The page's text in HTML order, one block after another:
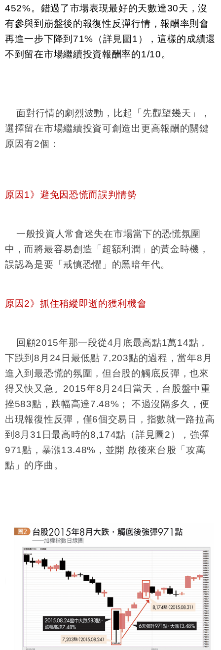
452%。錯過了市場表現最好的天數達30天，沒
有參與到崩盤後的報復性反彈行情，報酬率則會
再進一步下降到71%（詳見圖1），這樣的成績還
不到留在市場繼續投資報酬率的1/10。
面對行情的劇烈波動，比起「先觀望幾天」，
選擇留在市場繼續投資可創造出更高報酬的關鍵
原因有2個：
原因1》避免因恐慌而誤判情勢
一般投資人常會迷失在市場當下的恐慌氛圍
中，而將最容易創造「超額利潤」的黃金時機，
誤認為是要「戒慎恐懼」的黑暗年代。
原因2》抓住稍縱即逝的獲利機會
回顧2015年那一段從4月底最高點1萬14點，
下跌到8月24日最低點 7,203點的過程，當年8月
進入到最恐慌的氛圍，但台股的觸底反彈，也來
得又快又急。2015年8月24日當天，台股盤中重
挫583點，跌幅高達7.48%； 不過沒隔多久，便
出現報復性反彈，僅6個交易日，指數就一路拉高
到8月31日最高時的8,174點（詳見圖2），強彈
971點，暴漲13.48%，並開 啟後來台股「攻萬
點」的序曲。